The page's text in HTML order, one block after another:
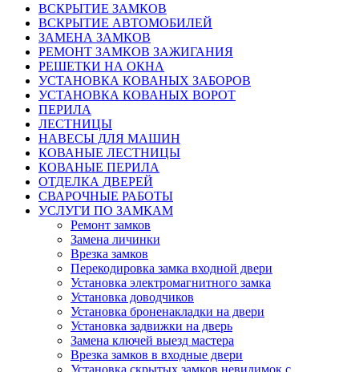
ВСКРЫТИЕ ЗАМКОВ
ВСКРЫТИЕ АВТОМОБИЛЕЙ
ЗАМЕНА ЗАМКОВ
РЕМОНТ ЗАМКОВ ЗАЖИГАНИЯ
РЕШЕТКИ НА ОКНА
УСТАНОВКА КОВАНЫХ ЗАБОРОВ
УСТАНОВКА КОВАНЫХ ВОРОТ
ПЕРИЛА
ЛЕСТНИЦЫ
НАВЕСЫ ДЛЯ МАШИН
КОВАНЫЕ ЛЕСТНИЦЫ
КОВАНЫЕ ПЕРИЛА
ОТДЕЛКА ДВЕРЕЙ
СВАРОЧНЫЕ РАБОТЫ
УСЛУГИ ПО ЗАМКАМ
Ремонт замков
Замена личинки
Врезка замков
Перекодировка замка входной двери
Установка электромагнитного замка
Установка доводчиков
Установка броненакладки на двери
Установка задвижки на дверь
Замена ключей выезд мастера
Врезка замков в входные двери
Установка скрытых замков невидимок с